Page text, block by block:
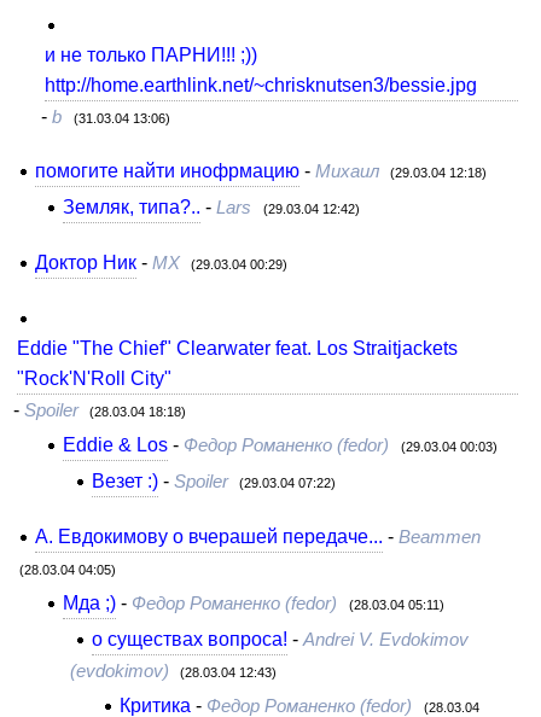
и не только ПАРНИ!!! ;))
http://home.earthlink.net/~chrisknutsen3/bessie.jpg
-b (31.03.04 13:06)
помогите найти инофрмацию- Михаил (29.03.04 12:18)
Земляк, типа?.. -Lars (29.03.04 12:42)
Доктор Ник- MX (29.03.04 00:29)
Eddie "The Chief" Clearwater feat. Los Straitjackets
"Rock'N'Roll City"
- Spoiler (28.03.04 18:18)
Eddie & Los - Федор Романенко (fedor) (29.03.04 00:03)
Везет :)- Spoiler (29.03.04 07:22)
А. Евдокимову о вчерашей передаче... - Beammen
(28.03.04 04:05)
Мда ;) - Федор Романенко (fedor) (28.03.04 05:11)
о существах вопроса! - Andrei V. Evdokimov
(evdokimov)
(28.03.04 12:43)
Критика - Федор Романенко (fedor) (28.03.04